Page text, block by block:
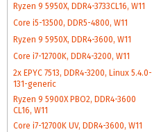
Ryzen 9 5950X, DDR4-3733CL16, W11
Core i5-13500, DDR5-4800, W11
Ryzen 9 5950X, DDR4-3600, W11
Core i7-12700K, DDR4-3200, W11
2x EPYC 7513, DDR4-3200, Linux 5.4.0-
131-generic
Ryzen 9 5900X PBO2, DDR4-3600
CL16, W11
Core i7-12700K UV, DDR4-3600, W11